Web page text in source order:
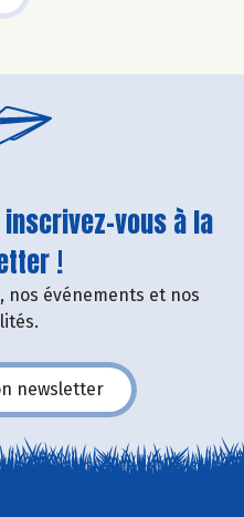
vous à la
!
nos événements et nos
newsletter